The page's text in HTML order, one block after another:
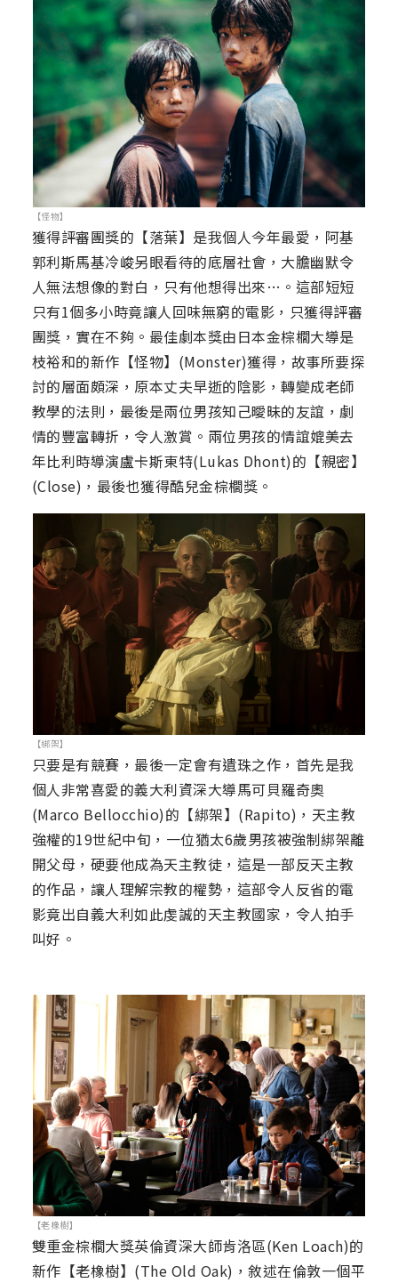
【怪物】
獲得評審團獎的【落葉】是我個人今年最愛，阿基
郭利斯馬基冷峻另眼看待的底層社會，大膽幽默令
人無法想像的對白，只有他想得出來…。這部短短
只有1個多小時竟讓人回味無窮的電影，只獲得評審
團獎，實在不夠。最佳劇本獎由日本金棕櫚大導是
枝裕和的新作【怪物】(Monster)獲得，故事所要探
討的層面頗深，原本丈夫早逝的陰影，轉變成老師
教學的法則，最後是兩位男孩知己曖昧的友誼，劇
情的豐富轉折，令人激賞。兩位男孩的情誼媲美去
年比利時導演盧卡斯東特(Lukas Dhont)的【親密】
(Close)，最後也獲得酷兒金棕櫚獎。
【綁架】
只要是有競賽，最後一定會有遺珠之作，首先是我
個人非常喜愛的義大利資深大導馬可貝羅奇奧
(Marco Bellocchio)的【綁架】(Rapito)，天主教
強權的19世紀中旬，一位猶太6歲男孩被強制綁架離
開父母，硬要他成為天主教徒，這是一部反天主教
的作品，讓人理解宗教的權勢，這部令人反省的電
影竟出自義大利如此虔誠的天主教國家，令人拍手
叫好。
【老橡樹】
雙重金棕櫚大獎英倫資深大師肯洛區(Ken Loach)的
新作【老橡樹】(The Old Oak)，敘述在倫敦一個平